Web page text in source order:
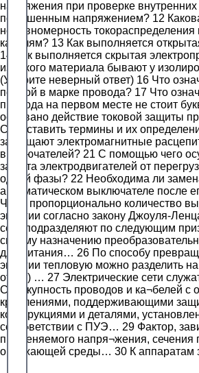
напряжения при проверке внутренних
повышенным напряжением? 12
неравномерность
кабелям? 13 Как выполняется
14 Как выполняется скрытая
из какого материала бывают у
(Уберите неверный ответ) 16 Что
первой в марке провода? 17 Что
провода на первом месте не стоит
основано действие токовой защиты
Сопоставить термины и их
защищают электромагнитные
выключателей? 21 С помощью чего
защита электродвигателей от
одной фазы? 22 Необходима ли
автоматическом выключателе после
Чему пропорционально количество
энергии согласно закону Джоуля-
сети подразделяют по следующим
своему назначению
для питания… 26 По способу
энергии тепловую можно разделить
ответ) … 27 Электрические сети
Совокупность проводов и ка¬белей с
креплениями, поддерживающими
конструкциями и деталями,
соот¬ветствии с ПУЭ… 29 Фактор,
применяемого напря¬жения, сечения
окружающей среды… 30 К аппаратам